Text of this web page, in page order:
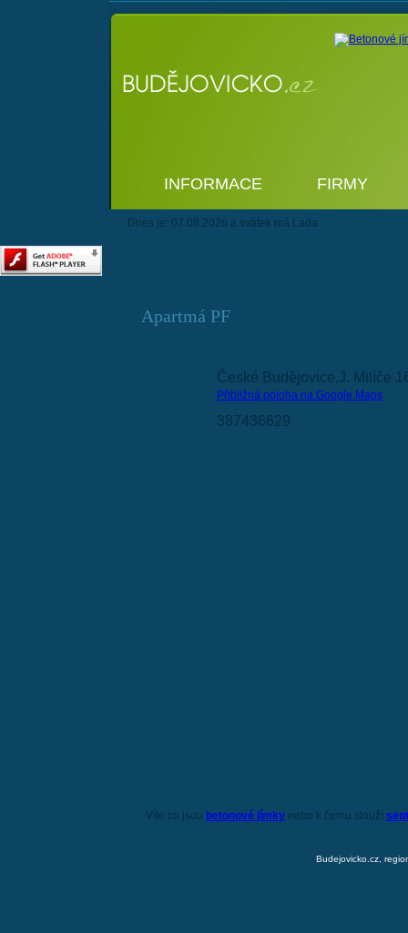
INFORMACE FIRMY
Dnes je: 07.08.2026 a svátek má Lada
Apartmá PF
České Budějovice,J. Milíče
Přibližná poloha na Google Maps
387436629
Víte co jsou betonové jímky nebo k čemu slouží
Budejovicko.cz,